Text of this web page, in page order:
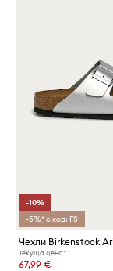
-10%
-5%* с код: FS
Чехли Birkenstock
Текуща цена:
67,99 €